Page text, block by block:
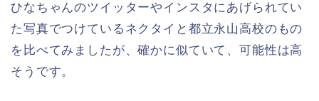
ひなちゃんのツイッターやインスタにあげられてい
た写真でつけているネクタイと都立永山高校のもの
を比べてみましたが、確かに似ていて、可能性は高
そうです。